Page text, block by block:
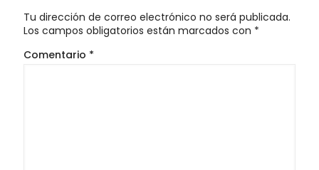
Tu dirección de correo electrónico no será publicada.
Los campos obligatorios están marcados con *
Comentario *